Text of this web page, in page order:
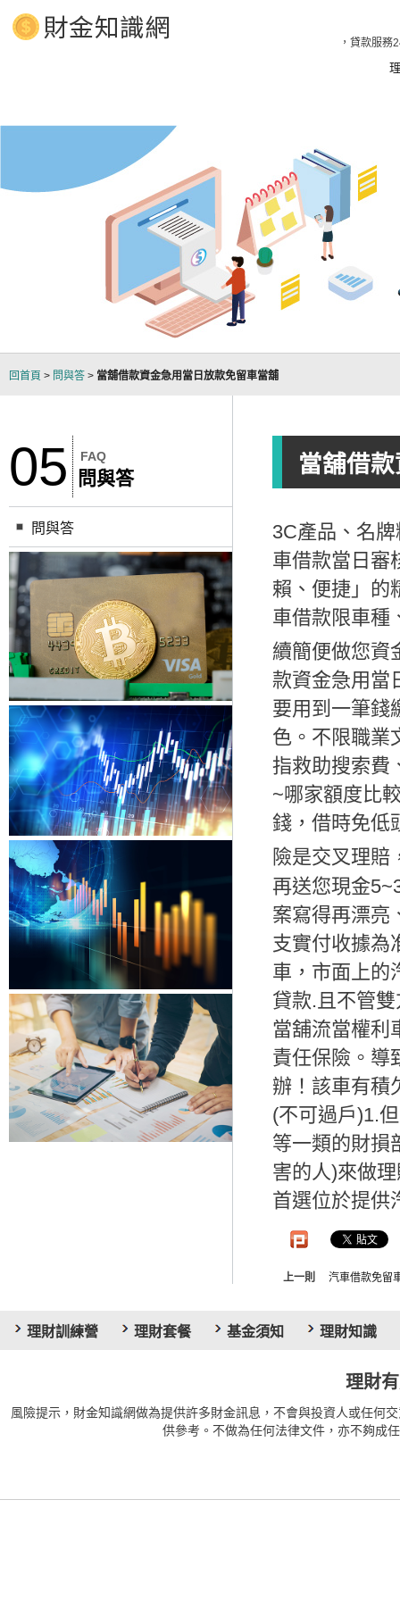
當舖、汽車借款、汽車借款 立即放款1分鐘預知額度，貸款服務
回首頁 > 問與答 > 當舖借款資金急用當日放款免留車當舖
05 FAQ
問與答
問與答
當舖借
3C產品、名
車借款當日審
賴、便捷」的
車借款限車種
續簡便做您資
款資金急用當
要用到一筆錢
色。 不限職業
指救助搜索費
~哪家額度比
錢，借時免低
險是交叉理賠
再送您現金
案寫得再漂亮
支實付收據為
車，市面上的
貸款.且不管
當舖流當權利
責任保險。 導
辦！該車有積
(不可過戶)1.
等一類的財損
害的人)來做
首選位於提供
上一則 汽車借款免留
理財訓練營 理財套餐 基金須知 理財知識
理財
風險提示，財金知識網做為提供許多財金訊息，不會與投資人或任何
供參考。不做為任何法律文件，亦不夠成